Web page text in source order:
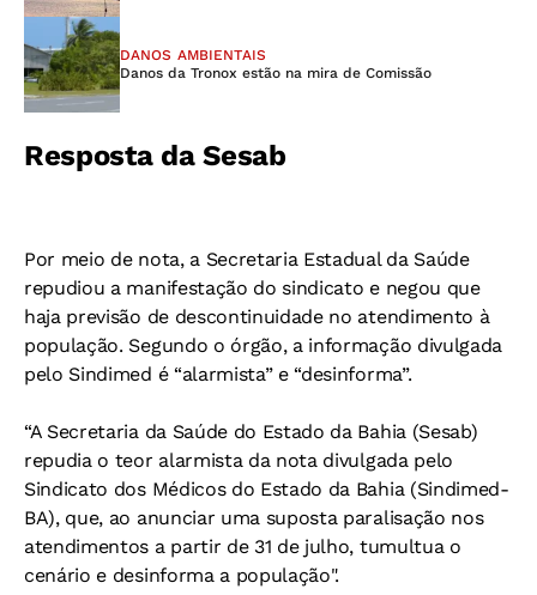
DANOS AMBIENTAIS
Danos da Tronox estão na mira de Comissão
Resposta da Sesab
Por meio de nota, a Secretaria Estadual da Saúde
repudiou a manifestação do sindicato e negou que
haja previsão de descontinuidade no atendimento à
população. Segundo o órgão, a informação divulgada
pelo Sindimed é “alarmista” e “desinforma”.
“A Secretaria da Saúde do Estado da Bahia (Sesab)
repudia o teor alarmista da nota divulgada pelo
Sindicato dos Médicos do Estado da Bahia (Sindimed-
BA), que, ao anunciar uma suposta paralisação nos
atendimentos a partir de 31 de julho, tumultua o
cenário e desinforma a população".